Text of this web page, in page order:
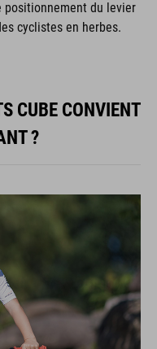
du levier
cyclistes en herbes.
CUBE CONVIENT
?